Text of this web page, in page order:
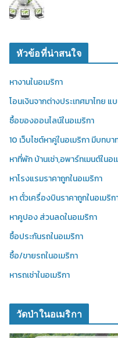
หัวข้อที่น่าสนใจ
หางานในอเมริกา
โอนเงินจากต่างประเทศมาไทย
ซื้อของออนไลน์ในอเมริกา
10 เว็บไซต์หาคู่ในอเมริกา มีบทบ
หาที่พัก บ้านเช่า,อพาร์ทเมนต์ในอ
หาโรงแรมราคาถูกในอเมริกา
หา ตั๋วเครื่องบินราคาถูกในอเมริก
หาคูปอง ส่วนลดในอเมริกา
ซื้อประกันรถในอเมริกา
ซื้อ/ขายรถในอเมริกา
หารถเช่าในอเมริกา
วัดป่าในอเมริกา